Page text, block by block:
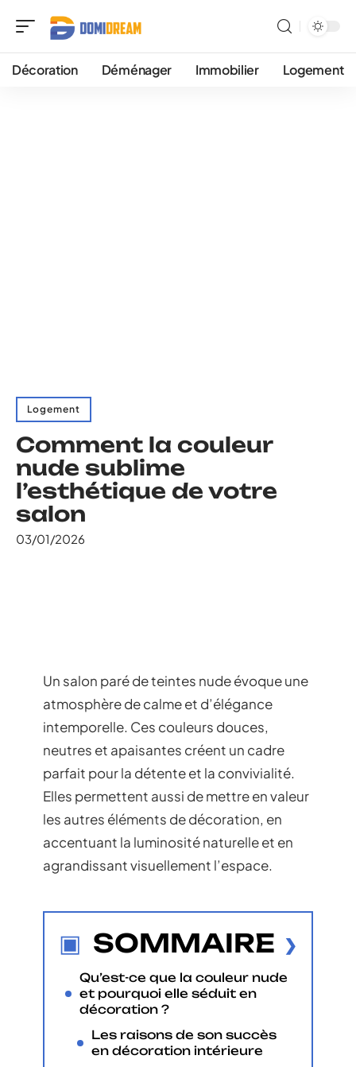
Décoration Déménager Immobilier Logement
Logement
Comment la couleur
nude sublime
l’esthétique de votre
salon
03/01/2026
Un salon paré de teintes nude évoque une
atmosphère de calme et d’élégance
intemporelle. Ces couleurs douces,
neutres et apaisantes créent un cadre
parfait pour la détente et la convivialité.
Elles permettent aussi de mettre en valeur
les autres éléments de décoration, en
accentuant la luminosité naturelle et en
agrandissant visuellement l’espace.
SOMMAIRE
Qu’est-ce que la couleur nude
et pourquoi elle séduit en
décoration ?
Les raisons de son succès
en décoration intérieure